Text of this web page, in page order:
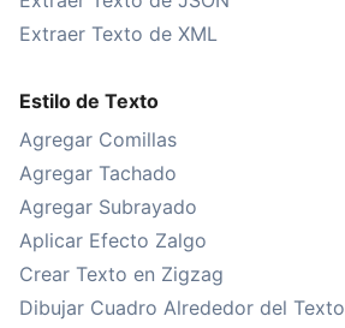
Extraer Texto de XML
Estilo de Texto
Agregar Comillas
Agregar Tachado
Agregar Subrayado
Aplicar Efecto Zalgo
Crear Texto en Zigzag
Dibujar Cuadro Alrededor del Texto